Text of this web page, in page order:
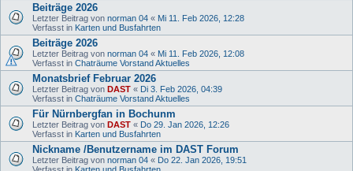
Beiträge 2026
Letzter Beitrag von norman 04 « Mi 11. Feb 2026, 12:28
Verfasst in Karten und Busfahrten
Beiträge 2026
Letzter Beitrag von norman 04 « Mi 11. Feb 2026, 12:08
Verfasst in Chaträume Vorstand Aktuelles
Monatsbrief Februar 2026
Letzter Beitrag von DAST « Di 3. Feb 2026, 04:39
Verfasst in Chaträume Vorstand Aktuelles
Für Nürnbergfan in Bochunm
Letzter Beitrag von DAST « Do 29. Jan 2026, 12:26
Verfasst in Karten und Busfahrten
Nickname /Benutzername im DAST Forum
Letzter Beitrag von norman 04 « Do 22. Jan 2026, 19:51
Verfasst in Karten und Busfahrten